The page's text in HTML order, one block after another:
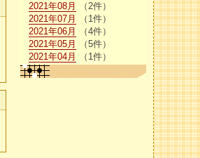
2021年08月
（2件）
2021年07月
（1件）
2021年06月
（4件）
2021年05月
（5件）
2021年04月
（1件）